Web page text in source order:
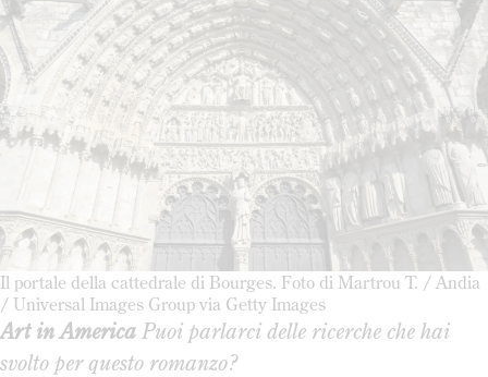
Il portale della cattedrale di Bourges. Foto di Martrou T. / Andia
/ Universal Images Group via Getty Images
Art in America Puoi parlarci delle ricerche che hai
svolto per questo romanzo?